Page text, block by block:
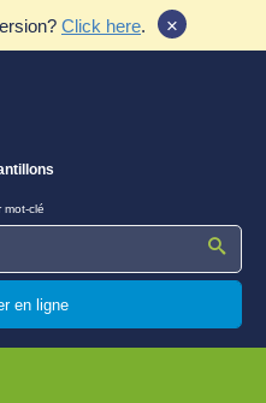
Click here. ×
mot-clé
en ligne